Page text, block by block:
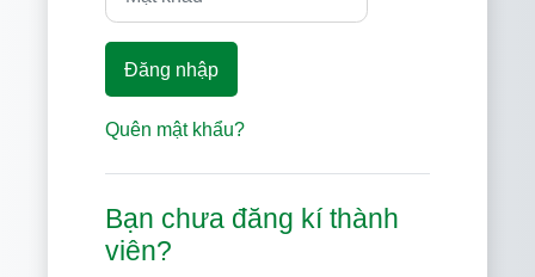
Đăng nhập
Quên mật khẩu?
Bạn chưa đăng kí thành
viên?